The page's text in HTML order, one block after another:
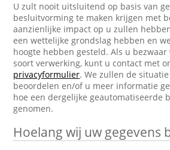
U zult nooit uitsluitend op basis van
besluitvorming te maken krijgen met
aanzienlijke impact op u zullen
een wettelijke grondslag hebben en
hoogte hebben gesteld. Als u
soort verwerking, kunt u contact met
privacyformulier. We zullen de
beoordelen en/of u meer informatie
hoe een dergelijke geautomatiseerde
genomen.
Hoelang wij uw gegevens